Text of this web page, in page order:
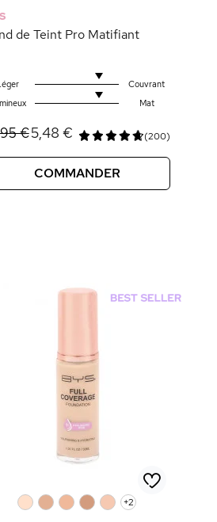
de Teint Pro Matifiant
Couvrant
Mat
€5,48 € (200)
COMMANDER
+2